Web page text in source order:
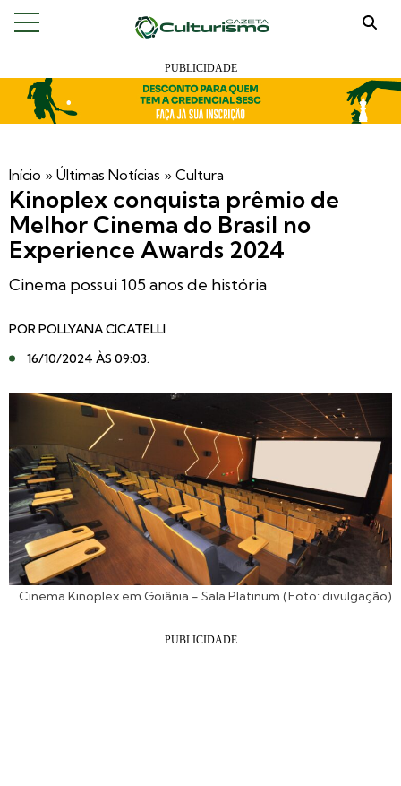
Início » Últimas Notícias » Cultura
Kinoplex conquista prêmio de
Melhor Cinema do Brasil no
Experience Awards 2024
Cinema possui 105 anos de história
PORPOLLYANA CICATELLI
16/10/2024 ÀS 09:03.
Cinema Kinoplex em Goiânia - Sala Platinum (Foto: divulgação)